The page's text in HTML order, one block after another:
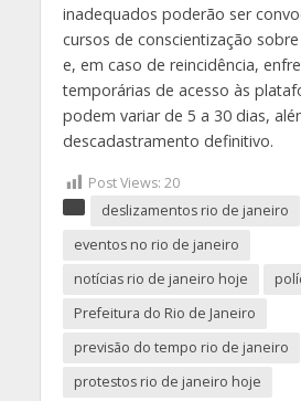
inadequados poderão ser
cursos de conscientização
e, em caso de reincidência,
temporárias de acesso às
podem variar de 5 a 30 dias,
descadastramento definitivo.
Post Views: 20
deslizamentos rio de janeiro
eventos no rio de janeiro
notícias rio de janeiro hoje
Prefeitura do Rio de Janeiro
previsão do tempo rio de janeiro
protestos rio de janeiro hoje